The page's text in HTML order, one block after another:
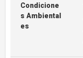
Condicione
S Ambiental
Es